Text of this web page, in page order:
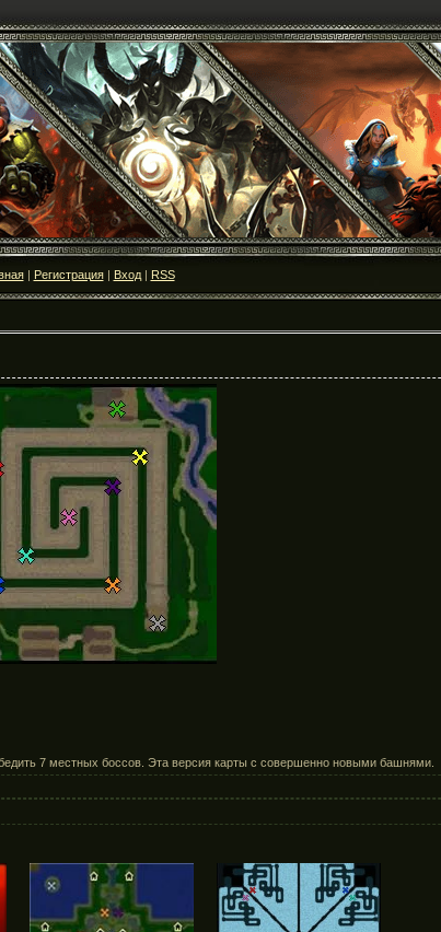
| Регистрация| Вход| RSS
7 местных боссов. Эта версия карты с совершенно новыми башнями.